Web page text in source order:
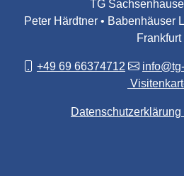
TG
Peter Härdtner • Babenhäuser
Frankfurt
+49 69 66374712
Datenschutzerklärung